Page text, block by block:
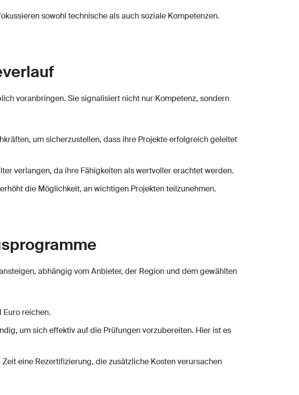
sowohl technische als auch soziale Kompetenzen.
voranbringen. Sie signalisiert nicht nur Kompetenz, sondern
um sicherzustellen, dass ihre Projekte erfolgreich geleitet
verlangen, da ihre Fähigkeiten als wertvoller erachtet werden.
die Möglichkeit, an wichtigen Projekten teilzunehmen.
abhängig vom Anbieter, der Region und dem gewählten
Euro reichen.
um sich effektiv auf die Prüfungen vorzubereiten. Hier ist es
eine Rezertifizierung, die zusätzliche Kosten verursachen